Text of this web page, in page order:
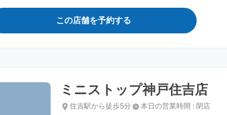
この店舗を予約する
ミニストップ神戸住吉店
住吉駅から徒歩5分 本日の営業時間 : 閉店